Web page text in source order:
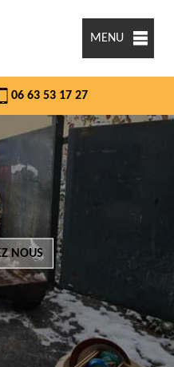
MENU
06 63 53 17 27
NOUS